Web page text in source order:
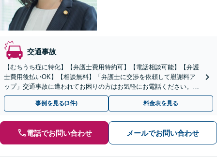
交通事故
【むちうち症に特化】【弁護士費用特約可】【電話相談可能】【弁護
士費用後払いOK】【相談無料】「弁護士に交渉を依頼して慰謝料ア
ップ」交通事故に遭われてお困りの方はお気軽にお電話ください。
【当日・夜間・休日の相談可】
事例を見る(3件) 料金表を見る
電話でお問い合わせ メールでお問い合わせ